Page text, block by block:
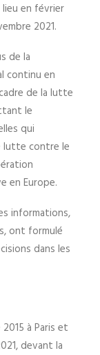
en février
2021.
de la
continu en
de la lutte
le
qui
lutte contre le
en Europe.
informations,
ont formulé
dans les
à Paris et
devant la